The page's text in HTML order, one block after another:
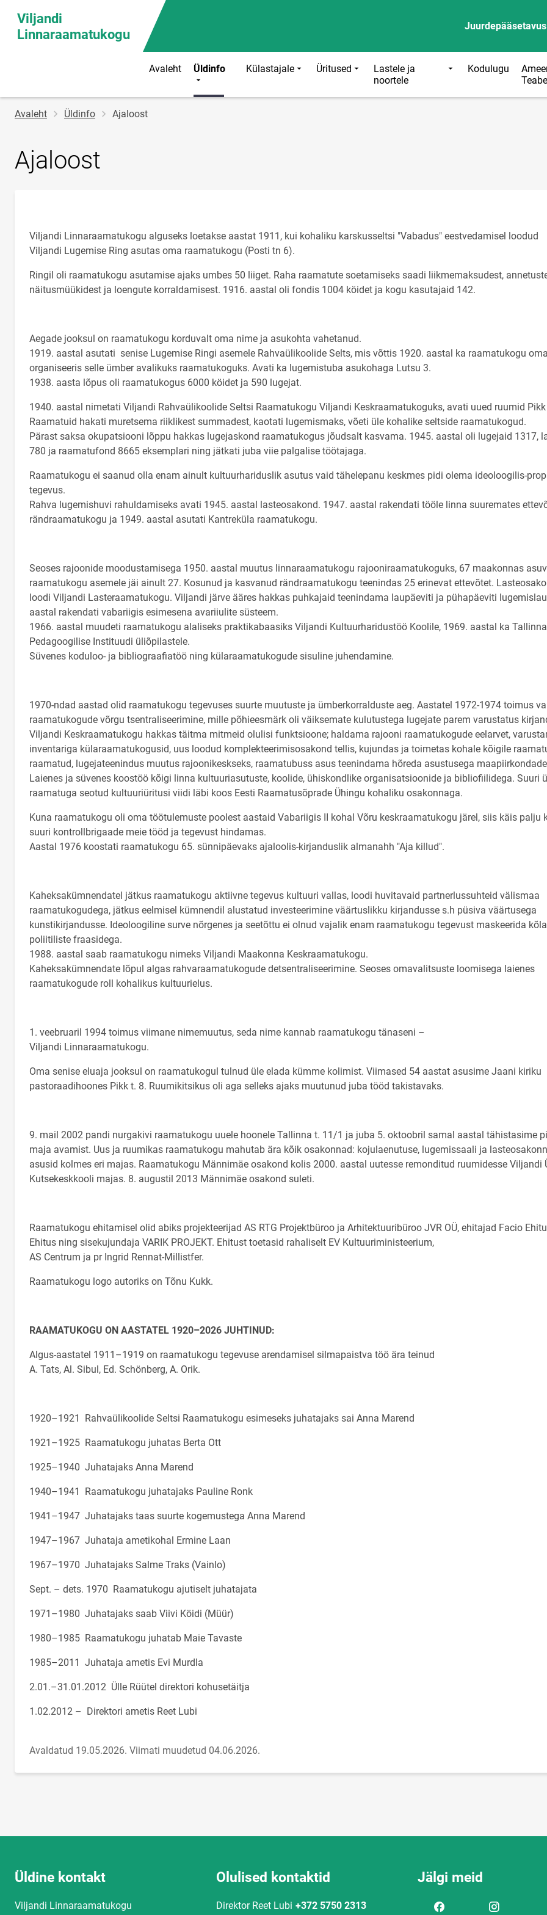
Viljandi
Linnaraamatukogu
Juurdepääsetavus
Avaleht Üldinfo Külastajale Üritused
Lastele ja
noortele
Kodulugu
Jälglink
Avaleht Üldinfo Ajaloost
Ajaloost
Viljandi Linnaraamatukogu alguseks loetakse aastat 1911, kui kohaliku karskusseltsi "Vabadus" eestvedamisel loodud
Viljandi Lugemise Ring asutas oma raamatukogu (Posti tn 6).
Ringil oli raamatukogu asutamise ajaks umbes 50 liiget. Raha raamatute soetamiseks saadi liikmemaksudest,
näitusmüükidest ja loengute korraldamisest. 1916. aastal oli fondis 1004 köidet ja kogu kasutajaid 142.
Aegade jooksul on raamatukogu korduvalt oma nime ja asukohta vahetanud.
1919. aastal asutati senise Lugemise Ringi asemele Rahvaülikoolide Selts, mis võttis 1920. aastal ka raamatukogu
organiseeris selle ümber avalikuks raamatukoguks. Avati ka lugemistuba asukohaga Lutsu 3.
1938. aasta lõpus oli raamatukogus 6000 köidet ja 590 lugejat.
1940. aastal nimetati Viljandi Rahvaülikoolide Seltsi Raamatukogu Viljandi Keskraamatukoguks, avati uued ruumid
Raamatuid hakati muretsema riiklikest summadest, kaotati lugemismaks, võeti üle kohalike seltside raamatukogud.
Pärast saksa okupatsiooni lõppu hakkas lugejaskond raamatukogus jõudsalt kasvama. 1945. aastal oli lugejaid 1317,
780 ja raamatufond 8665 eksemplari ning jätkati juba viie palgalise töötajaga.
Raamatukogu ei saanud olla enam ainult kultuurhariduslik asutus vaid tähelepanu keskmes pidi olema ideoloogilis-
tegevus.
Rahva lugemishuvi rahuldamiseks avati 1945. aastal lasteosakond. 1947. aastal rakendati tööle linna suuremates
rändraamatukogu ja 1949. aastal asutati Kantreküla raamatukogu.
Seoses rajoonide moodustamisega 1950. aastal muutus linnaraamatukogu rajooniraamatukoguks, 67 maakonnas
raamatukogu asemele jäi ainult 27. Kosunud ja kasvanud rändraamatukogu teenindas 25 erinevat ettevõtet.
loodi Viljandi Lasteraamatukogu. Viljandi järve ääres hakkas puhkajaid teenindama laupäeviti ja pühapäeviti
aastal rakendati vabariigis esimesena avariiulite süsteem.
1966. aastal muudeti raamatukogu alaliseks praktikabaasiks Viljandi Kultuurharidustöö Koolile, 1969. aastal ka Tallinna
Pedagoogilise Instituudi üliõpilastele.
Süvenes koduloo- ja bibliograafiatöö ning külaraamatukogude sisuline juhendamine.
1970-ndad aastad olid raamatukogu tegevuses suurte muutuste ja ümberkorralduste aeg. Aastatel 1972-1974 toimus
raamatukogude võrgu tsentraliseerimine, mille põhieesmärk oli väiksemate kulutustega lugejate parem varustatus
Viljandi Keskraamatukogu hakkas täitma mitmeid olulisi funktsioone; haldama rajooni raamatukogude eelarvet,
inventariga külaraamatukogusid, uus loodud komplekteerimisosakond tellis, kujundas ja toimetas kohale kõigile
raamatud, lugejateenindus muutus rajoonikeskseks, raamatubuss asus teenindama hõreda asustusega
Laienes ja süvenes koostöö kõigi linna kultuuriasutuste, koolide, ühiskondlike organisatsioonide ja bibliofiilidega. Suuri
raamatuga seotud kultuuriüritusi viidi läbi koos Eesti Raamatusõprade Ühingu kohaliku osakonnaga.
Kuna raamatukogu oli oma töötulemuste poolest aastaid Vabariigis II kohal Võru keskraamatukogu järel, siis käis palju
suuri kontrollbrigaade meie tööd ja tegevust hindamas.
Aastal 1976 koostati raamatukogu 65. sünnipäevaks ajaloolis-kirjanduslik almanahh "Aja killud".
Kaheksakümnendatel jätkus raamatukogu aktiivne tegevus kultuuri vallas, loodi huvitavaid partnerlussuhteid välismaa
raamatukogudega, jätkus eelmisel kümnendil alustatud investeerimine väärtuslikku kirjandusse s.h püsiva väärtusega
kunstikirjandusse. Ideoloogiline surve nõrgenes ja seetõttu ei olnud vajalik enam raamatukogu tegevust maskeerida
poliitiliste fraasidega.
1988. aastal saab raamatukogu nimeks Viljandi Maakonna Keskraamatukogu.
Kaheksakümnendate lõpul algas rahvaraamatukogude detsentraliseerimine. Seoses omavalitsuste loomisega laienes
raamatukogude roll kohalikus kultuurielus.
1. veebruaril 1994 toimus viimane nimemuutus, seda nime kannab raamatukogu tänaseni –
Viljandi Linnaraamatukogu.
Oma senise eluaja jooksul on raamatukogul tulnud üle elada kümme kolimist. Viimased 54 aastat asusime Jaani kiriku
pastoraadihoones Pikk t. 8. Ruumikitsikus oli aga selleks ajaks muutunud juba tööd takistavaks.
9. mail 2002 pandi nurgakivi raamatukogu uuele hoonele Tallinna t. 11/1 ja juba 5. oktoobril samal aastal tähistasime
maja avamist. Uus ja ruumikas raamatukogu mahutab ära kõik osakonnad: kojulaenutuse, lugemissaali ja
asusid kolmes eri majas. Raamatukogu Männimäe osakond kolis 2000. aastal uutesse remonditud ruumidesse Viljandi
Kutsekeskkooli majas. 8. augustil 2013 Männimäe osakond suleti.
Raamatukogu ehitamisel olid abiks projekteerijad AS RTG Projektbüroo ja Arhitektuuribüroo JVR OÜ, ehitajad Facio
Ehitus ning sisekujundaja VARIK PROJEKT. Ehitust toetasid rahaliselt EV Kultuuriministeerium,
AS Centrum ja pr Ingrid Rennat-Millistfer.
Raamatukogu logo autoriks on Tõnu Kukk.
RAAMATUKOGU ON AASTATEL 1920–2026 JUHTINUD:
Algus-aastatel 1911–1919 on raamatukogu tegevuse arendamisel silmapaistva töö ära teinud
A. Tats, Al. Sibul, Ed. Schönberg, A. Orik.
1920–1921 Rahvaülikoolide Seltsi Raamatukogu esimeseks juhatajaks sai Anna Marend
1921–1925 Raamatukogu juhatas Berta Ott
1925–1940 Juhatajaks Anna Marend
1940–1941 Raamatukogu juhatajaks Pauline Ronk
1941–1947 Juhatajaks taas suurte kogemustega Anna Marend
1947–1967 Juhataja ametikohal Ermine Laan
1967–1970 Juhatajaks Salme Traks (Vainlo)
Sept. – dets. 1970 Raamatukogu ajutiselt juhatajata
1971–1980 Juhatajaks saab Viivi Köidi (Müür)
1980–1985 Raamatukogu juhatab Maie Tavaste
1985–2011 Juhataja ametis Evi Murdla
2.01.–31.01.2012 Ülle Rüütel direktori kohusetäitja
1.02.2012 – Direktori ametis Reet Lubi
Avaldatud 19.05.2026. Viimati muudetud 04.06.2026.
Üldine kontakt
Viljandi Linnaraamatukogu
Olulised kontaktid
Direktor Reet Lubi +372 5750 2313
Jälgi meid